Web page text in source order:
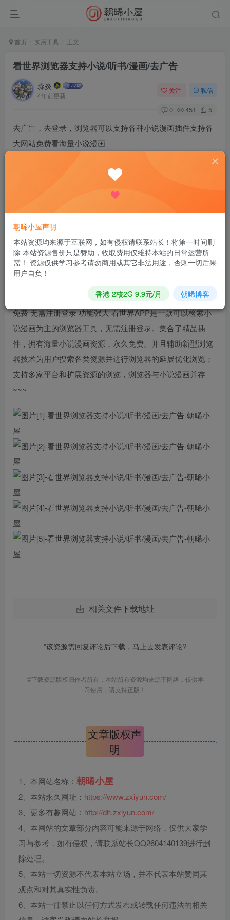
首页 实用工具 正文
看世界浏览器支持小说/听书/漫画/去广告
淼炎
4年前更新
关注 私信
0 451 5
去广告，去登录，浏览器可以支持各种小说漫画插件支持各
大网站免费看海量小说漫画
【支持平台】： 安卓
【测试手机】: 小米
免费 无需注册登录 功能强大 看世界APP是一款可以检索小
说漫画为主的浏览器工具，无需注册登录。集合了精品插
件，拥有海量小说漫画资源，永久免费。并且辅助新型浏览
器技术为用户搜索各类资源并进行浏览器的延展优化浏览；
支持多家平台和扩展资源的浏览，浏览器与小说漫画并存
~~~
相关文件下载地址
*该资源需回复评论后下载，马上去发表评论?
©下载资源版权归作者所有；本站所有资源均来源于网络，仅供学
习使用，请支持正版！
文章版权声
明
1、本网站名称： 朝晞小屋
2、本站永久网址： https://www.zxiyun.com/
3、更多有趣网站： http://dh.zxiyun.com/
4、本网站的文章部分内容可能来源于网络，仅供大家学
习与参考，如有侵权，请联系站长QQ2604140139进行删
除处理。
5、本站一切资源不代表本站立场，并不代表本站赞同其
观点和对其真实性负责。
6、本站一律禁止以任何方式发布或转载任何违法的相关
朝晞小屋声明
本站资源均来源于互联网，如有侵权请联系站长！将第一时间删
除 本站资源售价只是赞助，收取费用仅维持本站的日常运营所
需！ 资源仅供学习参考请勿商用或其它非法用途，否则一切后果
用户自负！
香港 2核2G 9.9元/月 朝晞博客